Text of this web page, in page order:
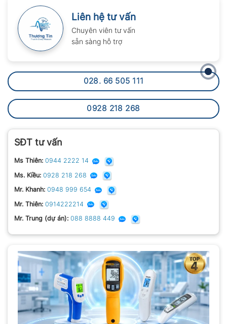
Liên hệ tư vấn
Chuyên viên tư vấn
sẵn sàng hỗ trợ
028. 66 505 111
0928 218 268
SĐT tư vấn
Ms Thiên: 0944 2222 14
Ms. Kiều: 0928 218 268
Mr. Khanh: 0948 999 654
Mr. Thiên: 0914222214
Mr. Trung (dự án): 088 8888 449